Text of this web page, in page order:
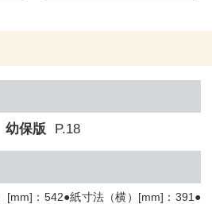
幼保版 P.18
[mm]：542●紙寸法（横）[mm]：391●